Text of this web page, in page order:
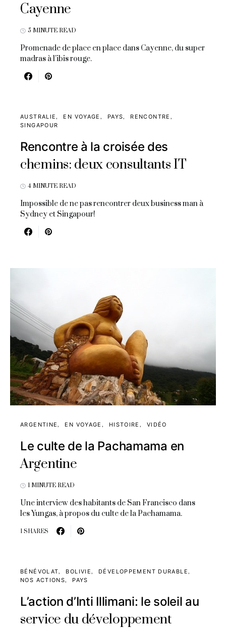
Cayenne
5 MINUTE READ
Promenade de place en place dans Cayenne, du super
madras à l'ibis rouge.
AUSTRALIE EN VOYAGE PAYS
RENCONTRE
SINGAPOUR
Rencontre à la croisée des
chemins: deux consultants IT
4 MINUTE READ
Impossible de ne pas rencontrer deux business man à
Sydney et Singapour!
ARGENTINE EN VOYAGE HISTOIRE VIDÉO
Le culte de la Pachamama en
Argentine
1 MINUTE READ
Une interview des habitants de San Francisco dans
les Yungas, à propos du culte de la Pachamama.
1 SHARES
BÉNÉVOLAT BOLIVIE
DÉVELOPPEMENT DURABLE
NOS ACTIONS
PAYS
L’action d’Inti Illimani: le soleil au
service du développement